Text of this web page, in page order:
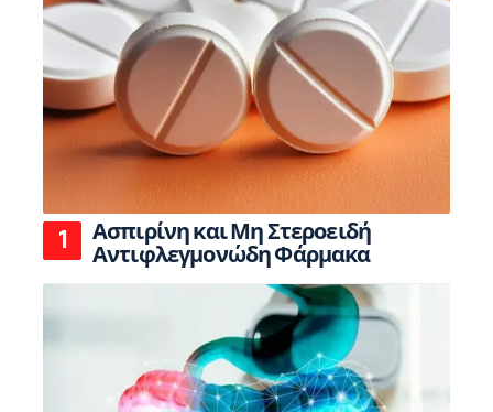
Ασπιρίνη και Μη Στεροειδή
Αντιφλεγμονώδη Φάρμακα